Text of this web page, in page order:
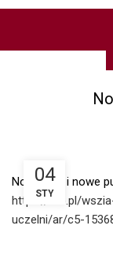
04
STY
Nowy Rok i nowe
https://nto.pl/
uczelni/ar/c5-